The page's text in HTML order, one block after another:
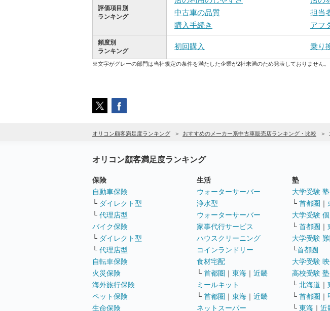
評価項目別
ランキング
中古車の品質
担当
購入手続き
アフ
頻度別
ランキング
初回購入 乗り
※文字がグレーの部門は当社規定の条件を満たした企業が2社未満のため発表しておりません。
オリコン顧客満足度ランキング おすすめのメーカー系中古車販売店ランキング・比較
オリコン顧客満足度ランキング
保険
自動車保険
└ ダイレクト型
└ 代理店型
バイク保険
└ ダイレクト型
└ 代理店型
自転車保険
火災保険
海外旅行保険
ペット保険
生命保険
生活
ウォーターサーバー
浄水型
ウォーターサーバー
家事代行サービス
ハウスクリーニング
コインランドリー
食材宅配
└ 首都圏 ｜ 東海 ｜ 近畿
ミールキット
└ 首都圏 ｜ 東海 ｜ 近畿
ネットスーパー
塾
大学受験
└ 首都圏 ｜
大学受験
└ 首都圏 ｜
大学受験
└首都圏
大学受験
高校受験 塾
└ 北海道 ｜
└ 首都圏 ｜
└ 東海 ｜ 近